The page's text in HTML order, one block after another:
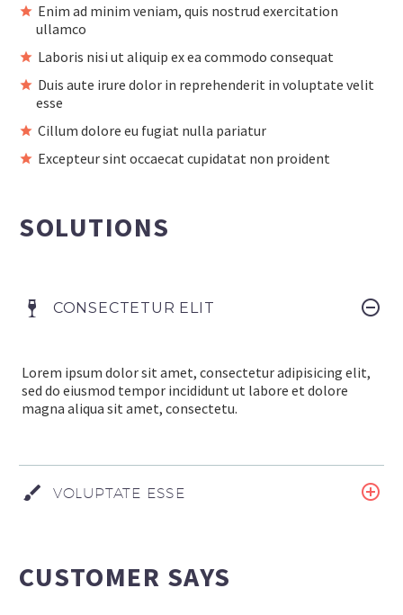
Enim ad minim veniam, quis nostrud exercitation
ullamco
Laboris nisi ut aliquip ex ea commodo consequat
Duis aute irure dolor in reprehenderit in voluptate velit
esse
Cillum dolore eu fugiat nulla pariatur
Excepteur sint occaecat cupidatat non proident
SOLUTIONS
CONSECTETUR ELIT
Lorem ipsum dolor sit amet, consectetur adipisicing elit,
sed do eiusmod tempor incididunt ut labore et dolore
magna aliqua sit amet, consectetu.
VOLUPTATE ESSE
CUSTOMER SAYS